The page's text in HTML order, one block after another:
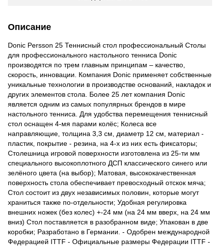
Описание
Donic Persson 25 Теннисный стол профессиональный Столы
для профессионального настольного тенниса Donic
производятся по трем главным принципам – качество,
скорость, инновации. Компания Donic применяет собственные
уникальные технологии в производстве оснований, накладок и
других элементов стола. Более 25 лет компания Donic
является одним из самых популярных брендов в мире
настольного тенниса. Для удобства перемещения теннисный
стол оснащен 4-мя парами колёс; Колеса все
направляющие, толщина 3,3 см, диаметр 12 см, материал -
пластик, покрытие - резина, на 4-х из них есть фиксаторы;
Столешница игровой поверхности изготовлена из 25-ти мм
специального высокоплотного ДСП классического синего или
зелёного цвета (на выбор); Матовая, высококачественная
поверхность стола обеспечивает превосходный отскок мяча;
Cтол состоит из двух независимых половин, которые могут
храниться также по-отдельности; Удобная регулировка
внешних ножек (без колес) +-24 мм (на 24 мм вверх, на 24 мм
вниз) Стол поставляется в разобранном виде; Упакован в две
коробки; Разработано в Германии. - Одобрен международной
Федерацией ITTF - Официальные размеры Федерации ITTF -